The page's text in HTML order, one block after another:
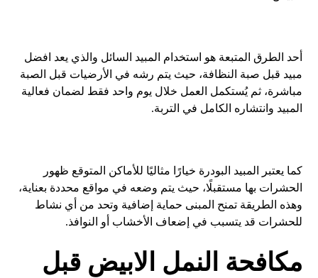
أحد الطرق المتبعة هو استخدام المبيد السائل والذي يعد افضل
مبيد قبل صبة النظافة، حيث يتم رشه في الأرضيات قبل الصبة
مباشرة، ثم يُستكمل العمل خلال يوم واحد فقط لضمان فعالية
المبيد وانتشاره الكامل في التربة.
كما يعتبر المبيد البودرة خيارًا مثاليًا للأماكن المتوقع ظهور
الحشرات بها مستقبلًا، حيث يتم وضعه في مواقع محددة بعناية،
وهذه الطريقة تمنح المبنى حماية إضافية وتحد من أي نشاط
للحشرات قد يتسبب في إضعاف الأخشاب أو النوافذ.
مكافحة النمل الابيض قبل